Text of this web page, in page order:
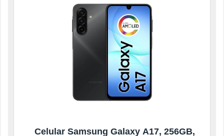
Celular Samsung Galaxy A17, 256GB,